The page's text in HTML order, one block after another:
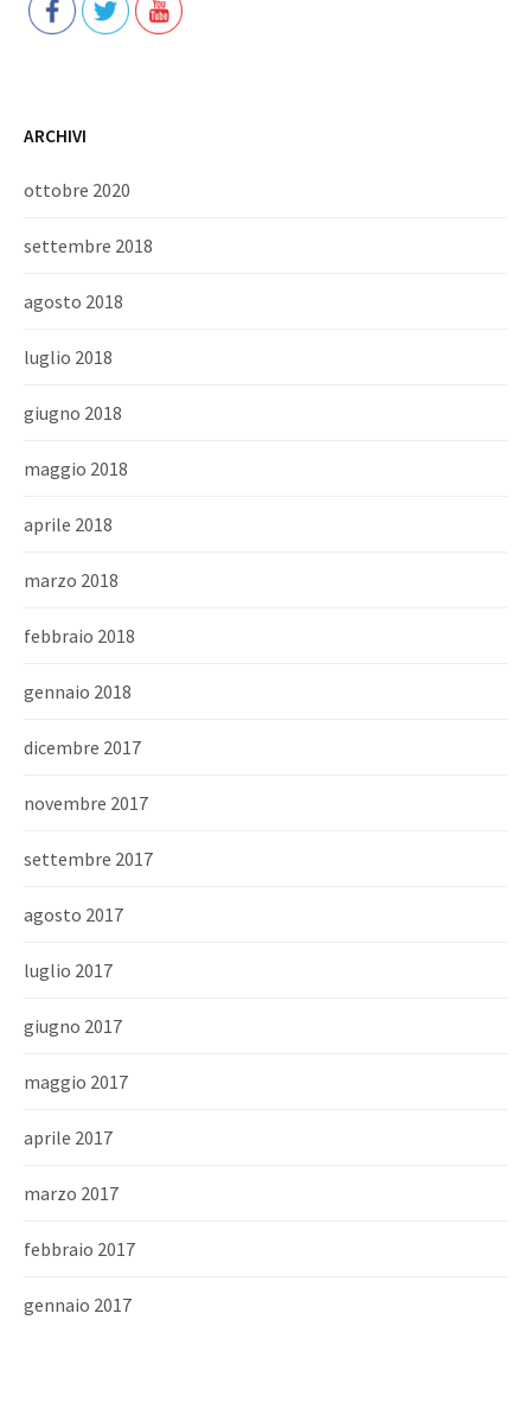
ARCHIVI
ottobre 2020
settembre 2018
agosto 2018
luglio 2018
giugno 2018
maggio 2018
aprile 2018
marzo 2018
febbraio 2018
gennaio 2018
dicembre 2017
novembre 2017
settembre 2017
agosto 2017
luglio 2017
giugno 2017
maggio 2017
aprile 2017
marzo 2017
febbraio 2017
gennaio 2017